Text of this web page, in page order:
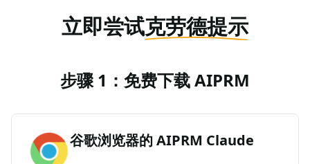
立即尝试克劳德提示
步骤 1：免费下载 AIPRM
谷歌浏览器的 AIPRM Claude